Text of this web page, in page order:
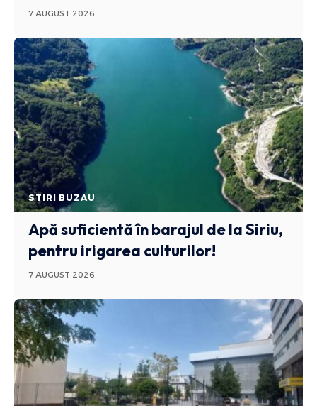
7 AUGUST 2026
STIRI BUZAU
Apă suficientă în barajul de la Siriu,
pentru irigarea culturilor!
7 AUGUST 2026